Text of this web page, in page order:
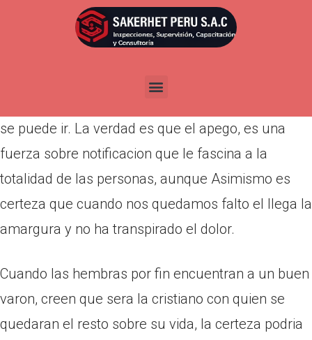
Publicada enmarzo 28, 2022
Cuando menor las esperamos el apego llega a la
se puede ir. La verdad es que el apego, es una
fuerza sobre notificacion que le fascina a la
totalidad de las personas, aunque Asimismo es
certeza que cuando nos quedamos falto el llega la
amargura y no ha transpirado el dolor.
Cuando las hembras por fin encuentran a un buen
varon, creen que sera la cristiano con quien se
quedaran el resto sobre su vida, la certeza podri­a